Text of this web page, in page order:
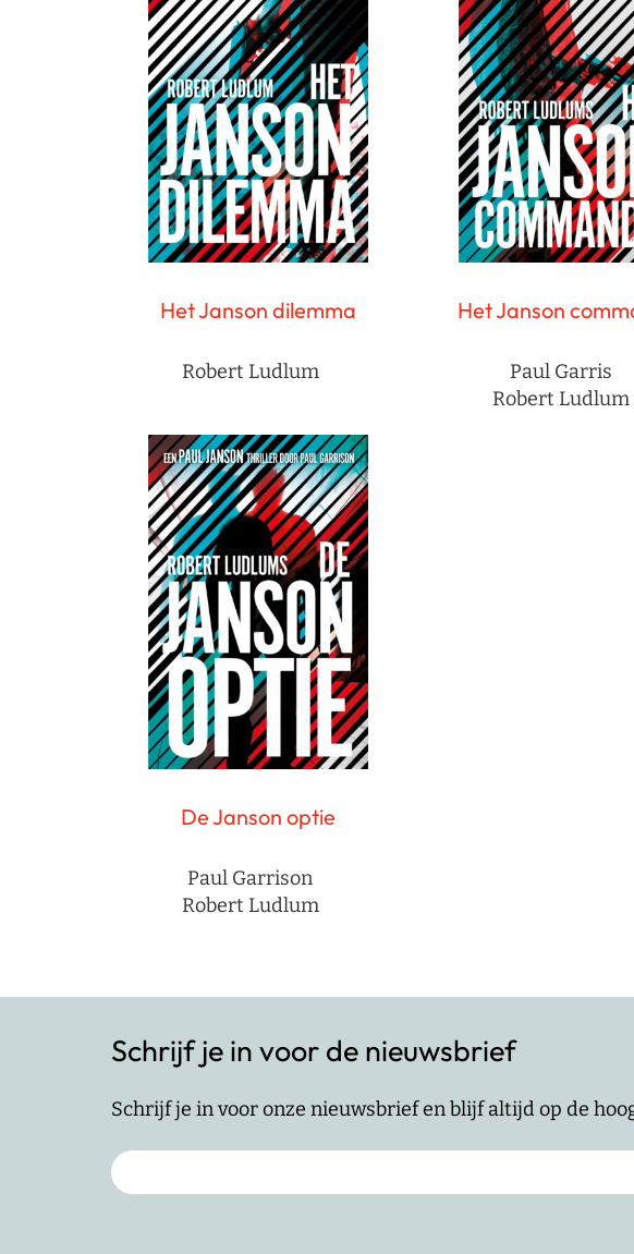
Het Janson dilemma
Robert Ludlum
Het Janson
Paul Garris
Robert Ludlum
De Janson optie
Paul Garrison
Robert Ludlum
Schrijf je in voor de nieuwsbrief
Schrijf je in voor onze nieuwsbrief en blijf altijd op de